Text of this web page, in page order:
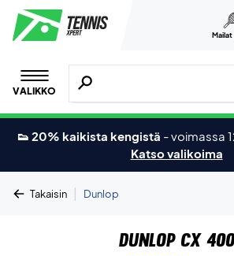
Mailat
VALIKKO
Hae tuotteita, merkkejä jne.
👟 20% kaikista kengistä -voimassa
Katso valikoima
Takaisin | Dunlop
Dunlop CX 400